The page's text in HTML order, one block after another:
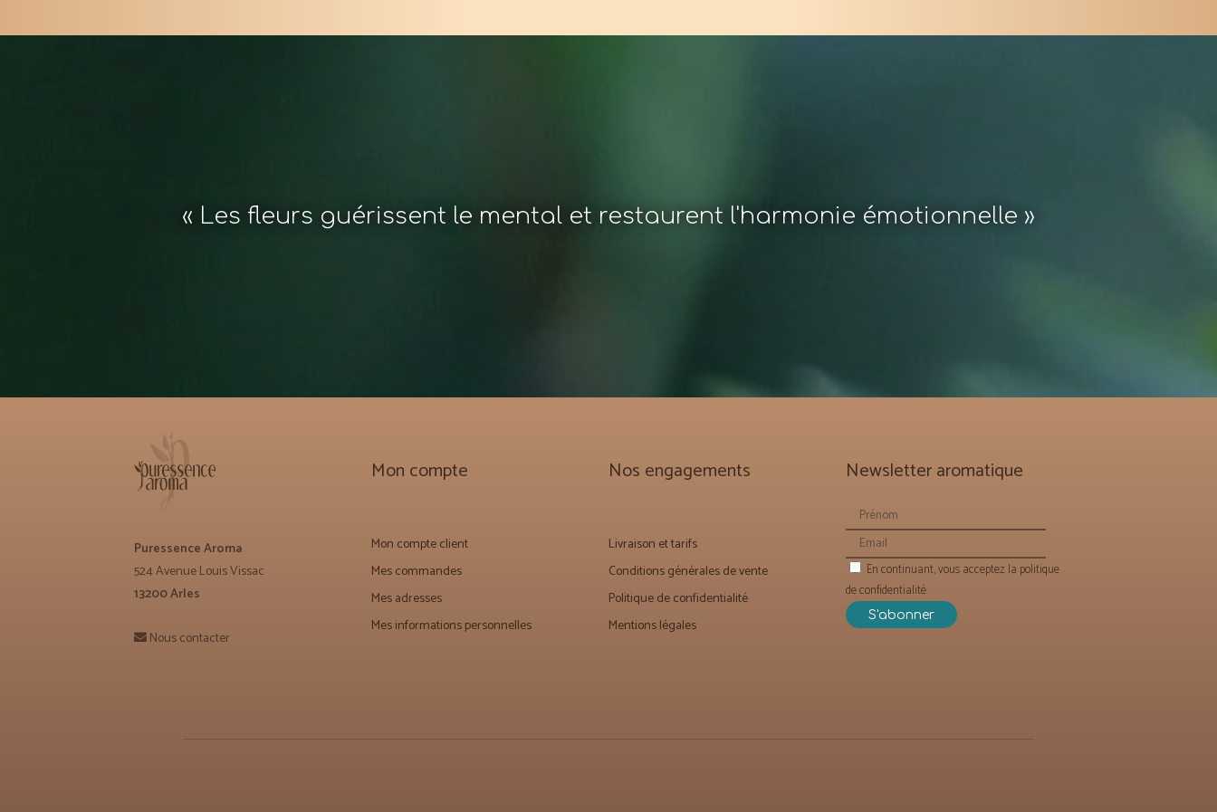
« Les fleurs guérissent le mental et restaurent l'harmonie émotionnelle »
Puressence Aroma
524 Avenue Louis Vissac
13200 Arles
Nous contacter
Mon compte
Mon compte client
Mes commandes
Mes adresses
Mes informations personnelles
Nos engagements
Livraison et tarifs
Conditions générales de vente
Politique de confidentialité
Mentions légales
Newsletter aromatique
En continuant, vous acceptez la politique
de confidentialité